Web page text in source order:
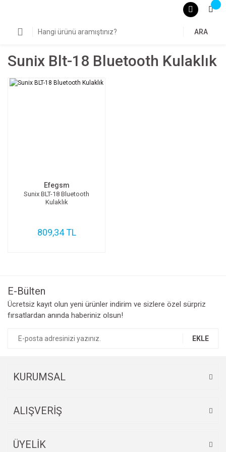
ARA
Sunix Blt-18 Bluetooth Kulaklık
Efegsm
Sunix BLT-18 Bluetooth
Kulaklık
809,34 TL
E-Bülten
Ücretsiz kayıt olun yeni ürünler indirim ve sizlere özel sürpriz
fırsatlardan anında haberiniz olsun!
EKLE
KURUMSAL
ALIŞVERİŞ
ÜYELİK